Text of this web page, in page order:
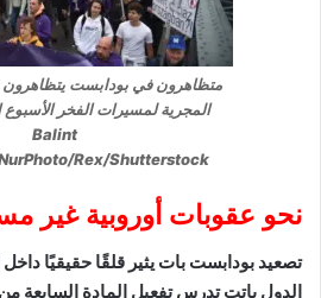
متظاهرون في بودابست
المجرية لمسيرات الفخر
Balint
Rex/Shutterstock
نحو عقوبات أوروبية غير
تصعيد بودابست بات يثير قلقًا حقيقيًا
الدول باتت تدرس تفعيل المادة السابعة من